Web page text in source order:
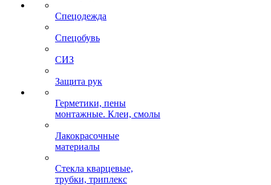
Спецодежда
Спецобувь
СИЗ
Защита рук
Герметики, пены
монтажные. Клеи, смолы
Лакокрасочные
материалы
Стекла кварцевые,
трубки, триплекс